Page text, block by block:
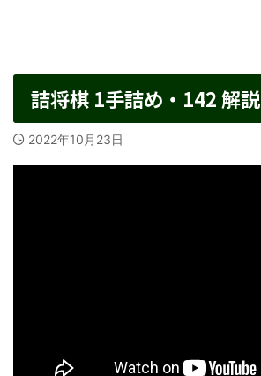
詰将棋 1手詰め・142 解説
2022年10月23日